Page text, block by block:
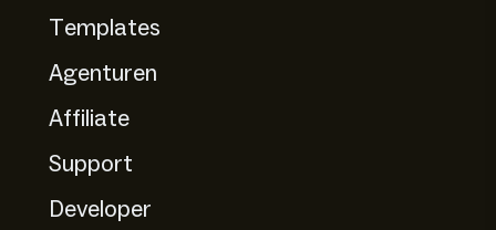
Templates
Agenturen
Affiliate
Support
Developer